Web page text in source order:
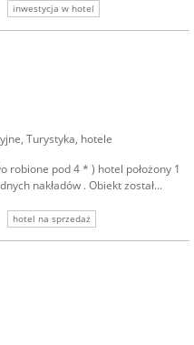
inwestycja w hotel
, Turystyka, hotele
robione pod 4 * ) hotel położony 1
nakładów . Obiekt został...
hotel na sprzedaż
sprzedaż hotelu hotel w łodzi